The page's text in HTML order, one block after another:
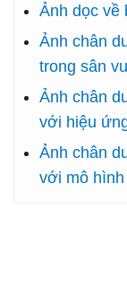
Ảnh dọc về
Ảnh chân
trong sân
Ảnh chân
với hiệu
Ảnh chân
với mô